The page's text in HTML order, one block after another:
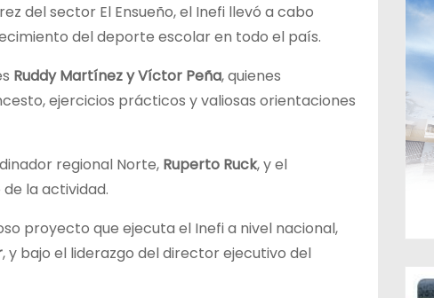
del sector El Ensueño, el Inefi llevó a cabo
del deporte escolar en todo el país.
Ruddy Martínez y Víctor Peña, quienes
ejercicios prácticos y valiosas orientaciones
regional Norte, Ruperto Ruck, y el
la actividad.
proyecto que ejecuta el Inefi a nivel nacional,
, y bajo el liderazgo del director ejecutivo del